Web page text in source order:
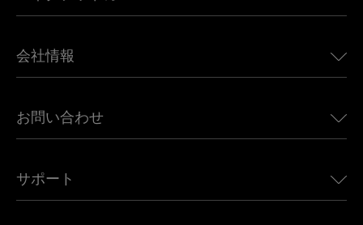
カナダ向けeSIM
アフリカ向けeSIM
すべての目的地を見る
Land Rover向けUbigi
Jeep向けUbigi
Mini向けUbigi
Maserati向けUbigi
会社情報
Ubigi関連プレス
Ubigiアプリ
お問い合わせ
アフェリエイトプログラム
サポート